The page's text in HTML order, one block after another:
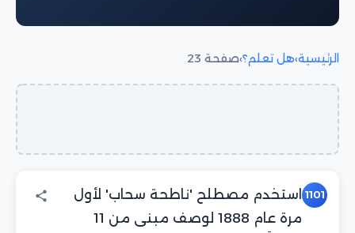
الرئيسية›هل تعلم؟›صفحة 23
1101 استخدم مصطلح 'ناطحة سحاب' لأول
مرة عام 1888 لوصف مبنى من 11